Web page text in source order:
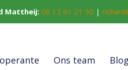
Mattheij:06 12 61 21 50 |
Ons team Blog